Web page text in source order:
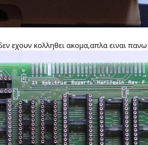
εχουν κολληθει ακομα,απλα ειναι